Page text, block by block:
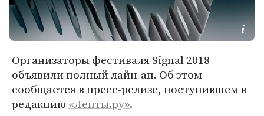
Организаторы фестиваля Signal 2018
объявили полный лайн-ап. Об этом
сообщается в пресс-релизе, поступившем в
редакцию «Ленты.ру».